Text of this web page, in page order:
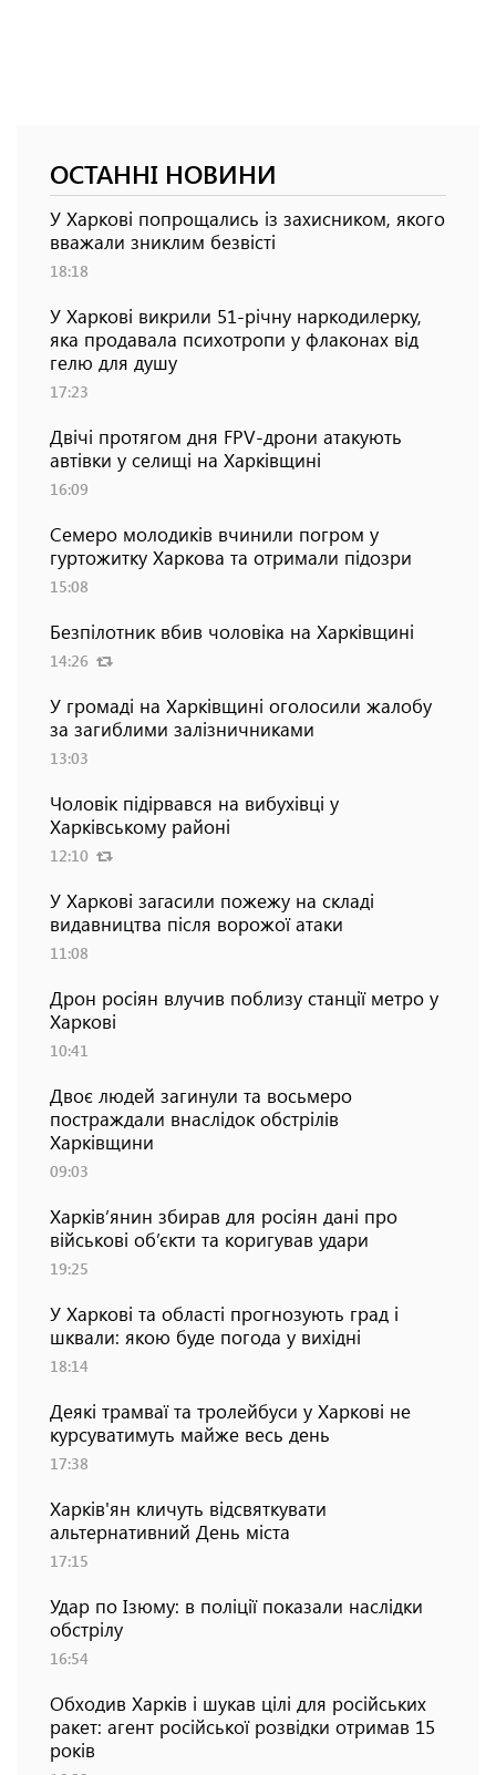
ОСТАННІ НОВИНИ
У Харкові попрощались із захисником, якого
вважали зниклим безвісті
18:18
У Харкові викрили 51-річну наркодилерку,
яка продавала психотропи у флаконах від
гелю для душу
17:23
Двічі протягом дня FPV-дрони атакують
автівки у селищі на Харківщині
16:09
Семеро молодиків вчинили погром у
гуртожитку Харкова та отримали підозри
15:08
Безпілотник вбив чоловіка на Харківщині
14:26
У громаді на Харківщині оголосили жалобу
за загиблими залізничниками
13:03
Чоловік підірвався на вибухівці у
Харківському районі
12:10
У Харкові загасили пожежу на складі
видавництва після ворожої атаки
11:08
Дрон росіян влучив поблизу станції метро у
Харкові
10:41
Двоє людей загинули та восьмеро
постраждали внаслідок обстрілів
Харківщини
09:03
Харків’янин збирав для росіян дані про
військові об’єкти та коригував удари
19:25
У Харкові та області прогнозують град і
шквали: якою буде погода у вихідні
18:14
Деякі трамваї та тролейбуси у Харкові не
курсуватимуть майже весь день
17:38
Харків'ян кличуть відсвяткувати
альтернативний День міста
17:15
Удар по Ізюму: в поліції показали наслідки
обстрілу
16:54
Обходив Харків і шукав цілі для російських
ракет: агент російської розвідки отримав 15
років